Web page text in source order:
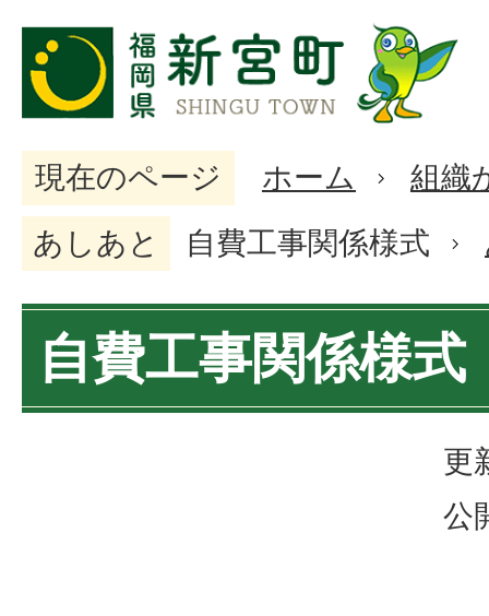
現在のページ ホーム
組織
あしあと
自費工事関係様式
自費工事関係様式
更
公